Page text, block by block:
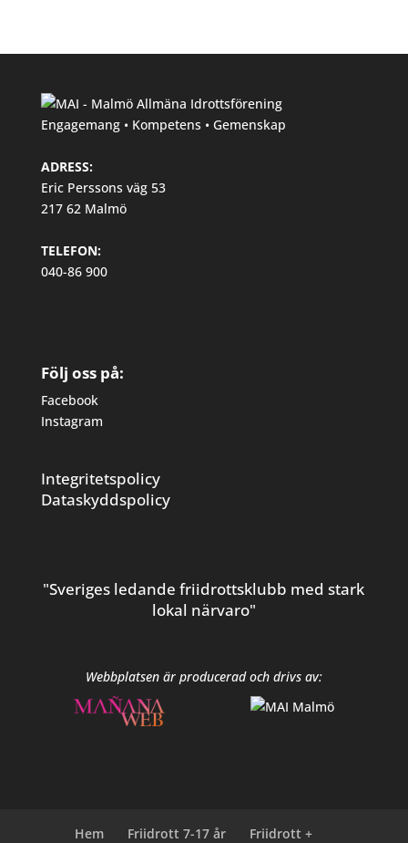
Engagemang • Kompetens • Gemenskap
ADRESS:
Eric Perssons väg 53
217 62 Malmö
TELEFON:
040-86 900
Följ oss på:
Facebook
Instagram
Integritetspolicy
Dataskyddspolicy
"Sveriges ledande friidrottsklubb med stark
lokal närvaro"
Webbplatsen är producerad och drivs av:
Hem Friidrott 7-17 år Friidrott +